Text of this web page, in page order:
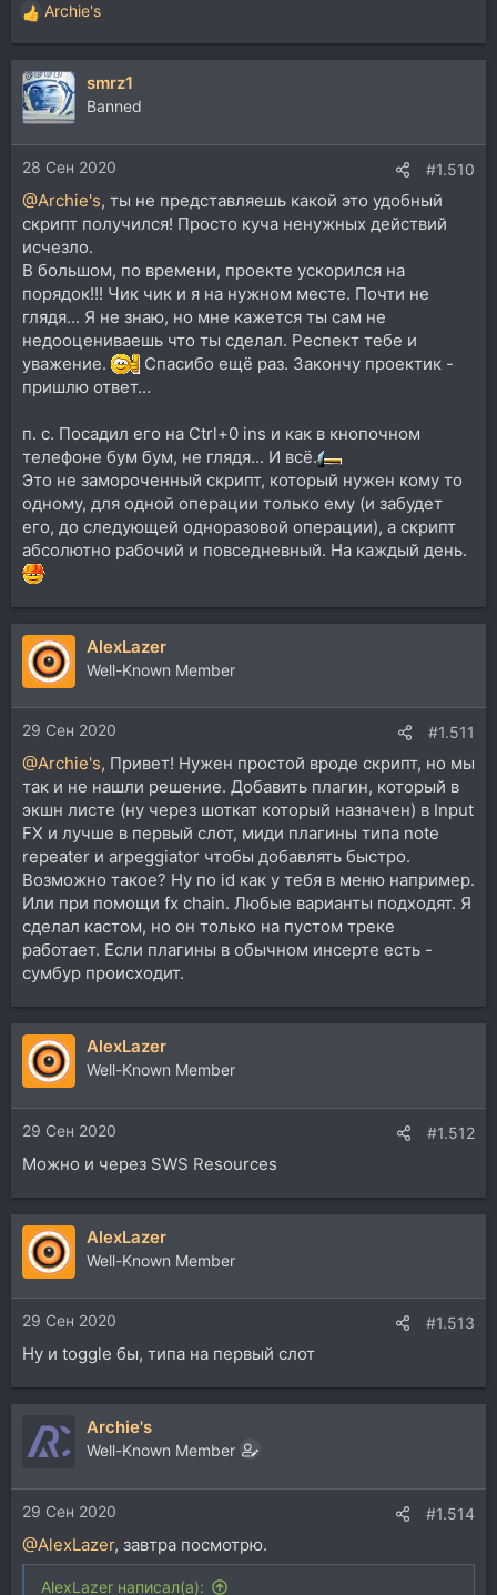
Р
е
а
к
ц
и
и
:
Archie's
smrz1
Banned
28 Сен 2020 #1.510
@Archie's, ты не представляешь какой это удобный
скрипт получился! Просто куча ненужных действий
исчезло.
В большом, по времени, проекте ускорился на
порядок!!! Чик чик и я на нужном месте. Почти не
глядя... Я не знаю, но мне кажется ты сам не
недооцениваешь что ты сделал. Респект тебе и
уважение.
Спасибо ещё раз. Закончу проектик -
пришлю ответ...
п. с. Посадил его на Ctrl+0 ins и как в кнопочном
телефоне бум бум, не глядя... И всё.
Это не замороченный скрипт, который нужен кому то
одному, для одной операции только ему (и забудет
его, до следующей одноразовой операции), а скрипт
абсолютно рабочий и повседневный. На каждый день.
AlexLazer
Well-Known Member
29 Сен 2020 #1.511
@Archie's, Привет! Нужен простой вроде скрипт, но мы
так и не нашли решение. Добавить плагин, который в
экшн листе (ну через шоткат который назначен) в Input
FX и лучше в первый слот, миди плагины типа note
repeater и arpeggiator чтобы добавлять быстро.
Возможно такое? Ну по id как у тебя в меню например.
Или при помощи fx chain. Любые варианты подходят. Я
сделал кастом, но он только на пустом треке
работает. Если плагины в обычном инсерте есть -
сумбур происходит.
AlexLazer
Well-Known Member
29 Сен 2020 #1.512
Можно и через SWS Resources
AlexLazer
Well-Known Member
29 Сен 2020 #1.513
Ну и toggle бы, типа на первый слот
Archie's
Well-Known Member
29 Сен 2020 #1.514
@AlexLazer, завтра посмотрю.
AlexLazer написал(а):